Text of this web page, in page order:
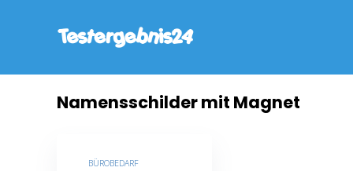
Namensschilder mit Magnet
BÜROBEDARF